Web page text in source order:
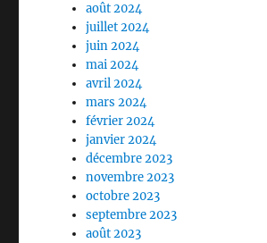
août 2024
juillet 2024
juin 2024
mai 2024
avril 2024
mars 2024
février 2024
janvier 2024
décembre 2023
novembre 2023
octobre 2023
septembre 2023
août 2023